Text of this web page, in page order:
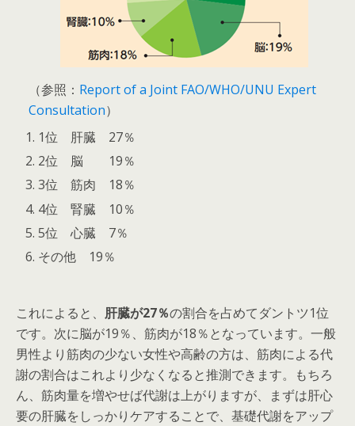
（参照： Report of a Joint FAO/WHO/UNU Expert
Consultation）
1位 肝臓 27％
2位 脳 19％
3位 筋肉 18％
4位 腎臓 10％
5位 心臓 7％
その他 19％
これによると、 肝臓が27％の割合を占めてダントツ1位
です。次に脳が19％、筋肉が18％となっています。一般
男性より筋肉の少ない女性や高齢の方は、筋肉による代
謝の割合はこれより少なくなると推測できます。もちろ
ん、筋肉量を増やせば代謝は上がりますが、まずは肝心
要の肝臓をしっかりケアすることで、基礎代謝をアップ